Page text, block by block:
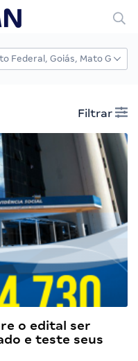
Filtrar
o edital ser
e teste seus